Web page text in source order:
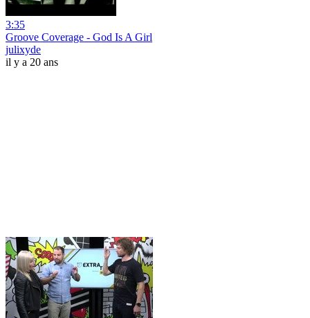
3:35
Groove Coverage - God Is A Girl
julixyde
il y a 20 ans